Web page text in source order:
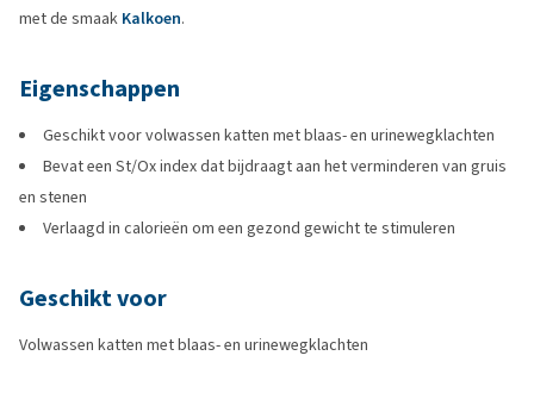
met de smaak Kalkoen.
Eigenschappen
Geschikt voor volwassen katten met blaas- en urinewegklachten
Bevat een St/Ox index dat bijdraagt aan het verminderen van gruis
en stenen
Verlaagd in calorieën om een gezond gewicht te stimuleren
Geschikt voor
Volwassen katten met blaas- en urinewegklachten